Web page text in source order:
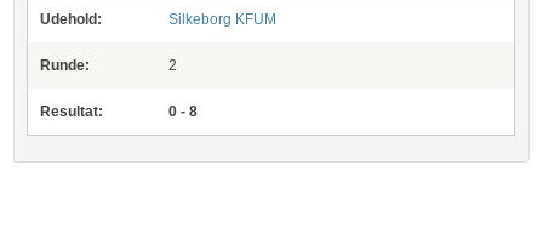
Udehold: Silkeborg KFUM
Runde: 2
Resultat: 0 - 8